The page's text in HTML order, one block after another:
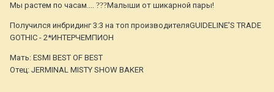
Мы растем по часам.... ??‍?Maлыши от шикарной пары!
Получился инбридинг3:3 на топ производителяGUIDELINE'S TRADE
GOTHIC - 2*ИНТЕРЧЕМПИОН
Мать: ESMI BEST OF BEST
Отец: JERMINAL MISTY SHOW BAKER